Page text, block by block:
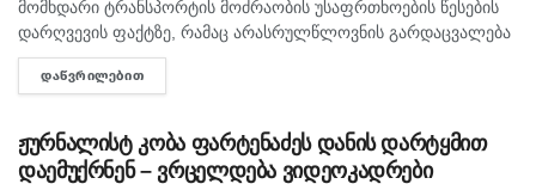
მომხდარი ტრანსპორტის მოძრაობის უსაფრთხოების წესების
დარღვევის ფაქტზე, რამაც არასრულწლოვნის გარდაცვალება
გამოიწვია, ორ პირს ბრალდება წარუდგინა. ამის შესახებ
ინფორმაციას პროკურატურა ავრცელებს. საგამოძიებო უწყების
ᲓᲐᲬᲕᲠᲘᲚᲔᲑᲘᲗ
ჟურნალისტ კობა ფარტენაძეს დანის დარტყმით
დაემუქრნენ – ვრცელდება ვიდეოკადრები